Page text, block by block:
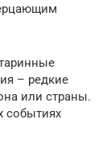
– редкие
или страны.
событиях